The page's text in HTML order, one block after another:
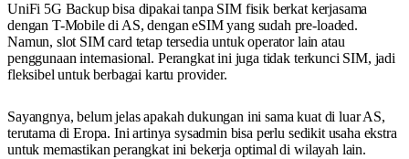
UniFi 5G Backup bisa dipakai tanpa SIM fisik berkat kerjasama
dengan T-Mobile di AS, dengan eSIM yang sudah pre-loaded.
Namun, slot SIM card tetap tersedia untuk operator lain atau
penggunaan internasional. Perangkat ini juga tidak terkunci SIM, jadi
fleksibel untuk berbagai kartu provider.
Sayangnya, belum jelas apakah dukungan ini sama kuat di luar AS,
terutama di Eropa. Ini artinya sysadmin bisa perlu sedikit usaha ekstra
untuk memastikan perangkat ini bekerja optimal di wilayah lain.